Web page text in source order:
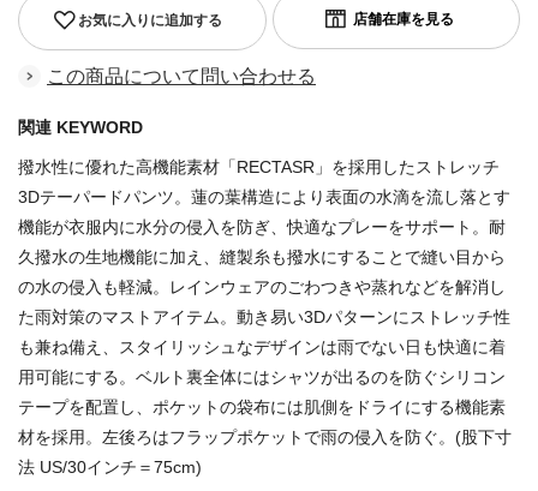
お気に入りに追加する
この商品について問い合わせる
関連 KEYWORD
撥水性に優れた高機能素材「RECTASR」を採用したストレッチ
3Dテーパードパンツ。蓮の葉構造により表面の水滴を流し落とす
機能が衣服内に水分の侵入を防ぎ、快適なプレーをサポート。耐
久撥水の生地機能に加え、縫製糸も撥水にすることで縫い目から
の水の侵入も軽減。レインウェアのごわつきや蒸れなどを解消し
た雨対策のマストアイテム。動き易い3Dパターンにストレッチ性
も兼ね備え、スタイリッシュなデザインは雨でない日も快適に着
用可能にする。ベルト裏全体にはシャツが出るのを防ぐシリコン
テープを配置し、ポケットの袋布には肌側をドライにする機能素
材を採用。左後ろはフラップポケットで雨の侵入を防ぐ。(股下寸
法 US/30インチ＝75cm)